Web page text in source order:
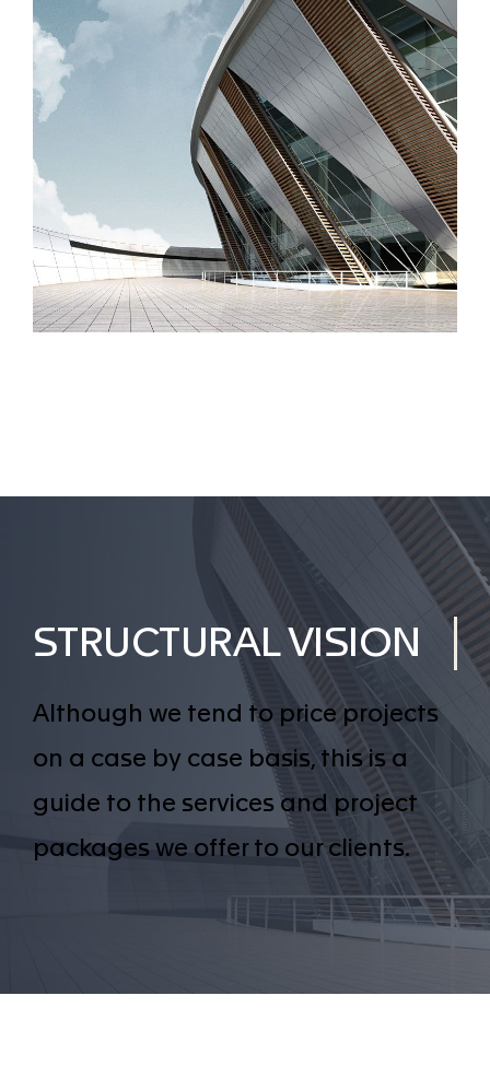
STRUCTURAL VISION
Although we tend to price projects
on a case by case basis, this is a
guide to the services and project
packages we offer to our clients.